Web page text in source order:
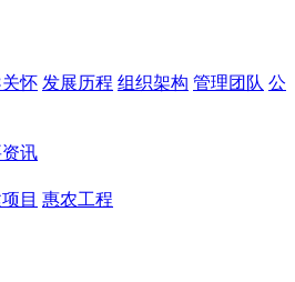
怀 发展历程 组织架构 管理团队 公
讯
目 惠农工程